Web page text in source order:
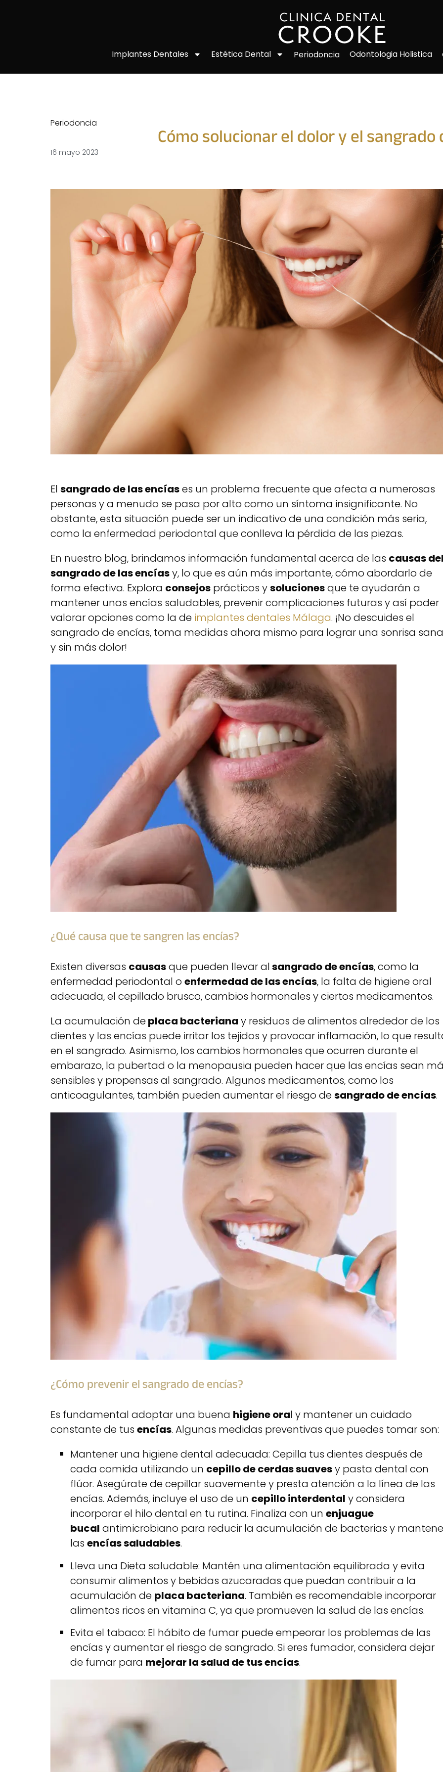
Implantes Dentales Estética Dental Periodoncia Odontologia Holistica
Periodoncia
Cómo solucionar el dolor y el sangrado
16 mayo 2023
El sangrado de las encíases un problema frecuente que afecta a numerosas
personas y a menudo se pasa por alto como un síntoma insignificante. No
obstante, esta situación puede ser un indicativo de una condición más seria,
como la enfermedad periodontal que conlleva la pérdida de las piezas.
En nuestro blog, brindamos información fundamental acerca de las causas del
sangrado de las encíasy, lo que es aún más importante, cómo abordarlo de
forma efectiva. Explora consejos prácticos ysolucionesque te ayudarán a
mantener unas encías saludables, prevenir complicaciones futuras y así poder
valorar opciones como la de implantes dentales Málaga. ¡No descuides el
sangrado de encías, toma medidas ahora mismo para lograr una sonrisa sana
y sin más dolor!
¿Qué causa que te sangren las encías?
Existen diversas causasque pueden llevar alsangrado de encías, como la
enfermedad periodontal o enfermedad de las encías, la falta de higiene oral
adecuada, el cepillado brusco, cambios hormonales y ciertos medicamentos.
La acumulación deplaca bacteriana y residuos de alimentos alrededor de los
dientes y las encías puede irritar los tejidos y provocar inflamación, lo que
en el sangrado. Asimismo, los cambios hormonales que ocurren durante el
embarazo, la pubertad o la menopausia pueden hacer que las encías sean
sensibles y propensas al sangrado. Algunos medicamentos, como los
anticoagulantes, también pueden aumentar el riesgo desangrado de encías.
¿Cómo prevenir el sangrado de encías?
Es fundamental adoptar una buena higiene oral y mantener un cuidado
constante de tus encías. Algunas medidas preventivas que puedes tomar son:
Mantener una higiene dental adecuada: Cepilla tus dientes después de
cada comida utilizando un cepillo de cerdas suavesy pasta dental con
flúor. Asegúrate de cepillar suavemente y presta atención a la línea de las
encías. Además, incluye el uso de un cepillo interdental y considera
incorporar el hilo dental en tu rutina. Finaliza con un enjuague
bucal antimicrobiano para reducir la acumulación de bacterias y
las encías saludables.
Lleva una Dieta saludable: Mantén una alimentación equilibrada y evita
consumir alimentos y bebidas azucaradas que puedan contribuir a la
acumulación de placa bacteriana. También es recomendable incorporar
alimentos ricos en vitamina C, ya que promueven la salud de las encías.
Evita el tabaco: El hábito de fumar puede empeorar los problemas de las
encías y aumentar el riesgo de sangrado. Si eres fumador, considera dejar
de fumar para mejorar la salud de tus encías.